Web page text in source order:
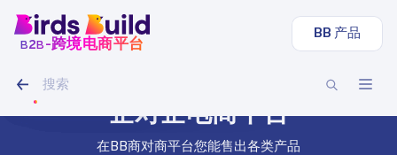
b2b-跨境电商平台
BB 产品
履带式挖掘机 沃尔沃 EC
元840000
谷物混合燕麦豌豆（20 吨）
元21000
干刨板40x140x3000（1000块）
元7700
型材管 40x40x2 mm 方形 3 m（500 件）
元28000
不锈钢丝 1.8 mm 50 m
柔性木瓦、莎莎酱企对企电商平台
在BB商对商平台您能售出各类产品